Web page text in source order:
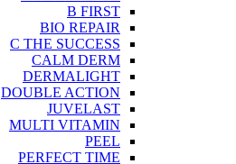
B FIRST
BIO REPAIR
C THE SUCCESS
CALM DERM
DERMALIGHT
DOUBLE ACTION
JUVELAST
MULTI VITAMIN
PEEL
PERFECT TIME